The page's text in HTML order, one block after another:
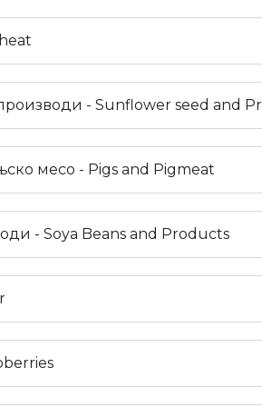
- Sunflower seed and
месо - Pigs and Pigmeat
- Soya Beans and Products